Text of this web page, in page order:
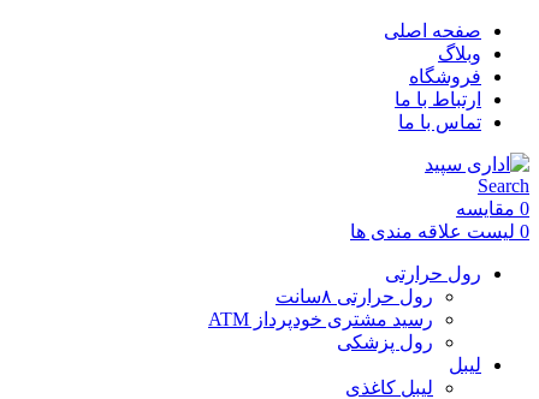
صفحه اصلی
وبلاگ
فروشگاه
ارتباط با ما
تماس با ما
Search
0 مقایسه
0 لیست علاقه مندی ها
رول حرارتی
رول حرارتی ۸سانت
رسید مشتری خودپرداز ATM
رول پزشکی
لیبل
لیبل کاغذی